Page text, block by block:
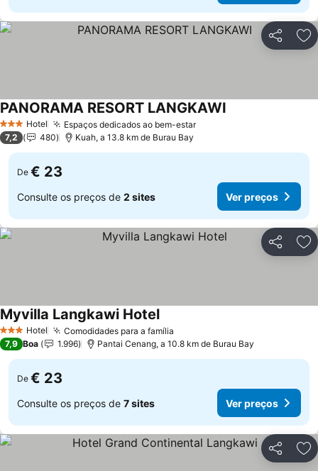
Partilhar
3 EstrelasHotel Espaços dedicados ao bem-estarVer preços
PANORAMA RESORT LANGKAWI
7,2 480 Kuah, a 13.8 km de Burau Bay
De € 23
Consulte os preços de 2 sites Ver preços
Partilhar
3 EstrelasHotel Comodidades para a família
Myvilla Langkawi HotelVer preços
7,9 Boa 1.996 Pantai Cenang, a 10.8 km de Burau Bay
De € 23
Consulte os preços de 7 sites Ver preços
Partilhar